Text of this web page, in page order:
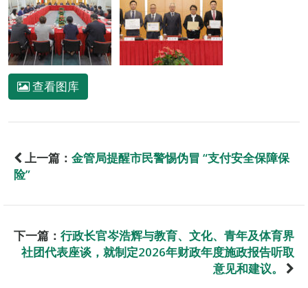
查看图库
上一篇： 金管局提醒市民警惕伪冒 “支付安全保障保
险”
下一篇： 行政长官岑浩辉与教育、文化、青年及体育界
社团代表座谈，就制定2026年财政年度施政报告听取
意见和建议。